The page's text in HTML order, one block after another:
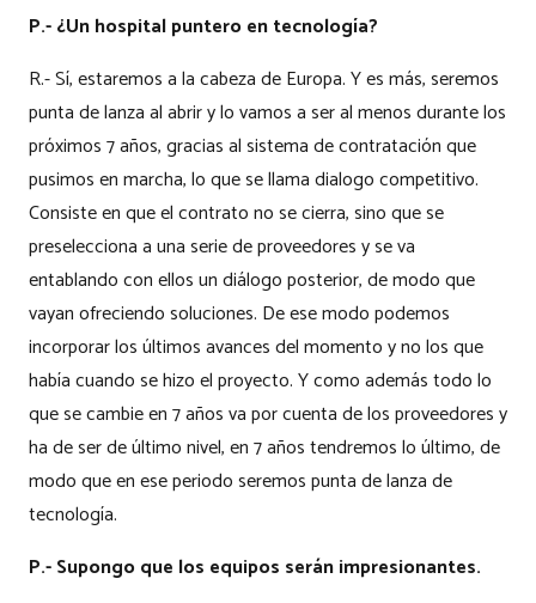
P.- ¿Un hospital puntero en tecnología?
R.- Sí, estaremos a la cabeza de Europa. Y es más, seremos
punta de lanza al abrir y lo vamos a ser al menos durante los
próximos 7 años, gracias al sistema de contratación que
pusimos en marcha, lo que se llama dialogo competitivo.
Consiste en que el contrato no se cierra, sino que se
preselecciona a una serie de proveedores y se va
entablando con ellos un diálogo posterior, de modo que
vayan ofreciendo soluciones. De ese modo podemos
incorporar los últimos avances del momento y no los que
había cuando se hizo el proyecto. Y como además todo lo
que se cambie en 7 años va por cuenta de los proveedores y
ha de ser de último nivel, en 7 años tendremos lo último, de
modo que en ese periodo seremos punta de lanza de
tecnología.
P.- Supongo que los equipos serán impresionantes.